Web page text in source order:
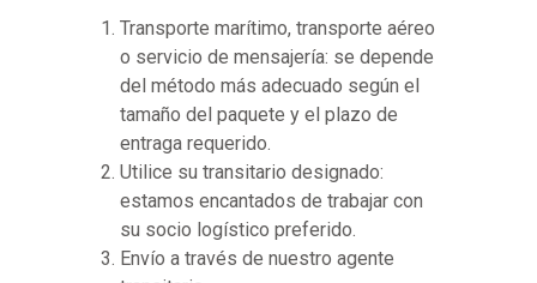
Transporte marítimo, transporte aéreo
o servicio de mensajería: se depende
del método más adecuado según el
tamaño del paquete y el plazo de
entraga requerido.
Utilice su transitario designado:
estamos encantados de trabajar con
su socio logístico preferido.
Envío a través de nuestro agente